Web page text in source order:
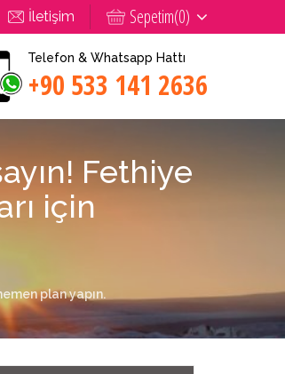
Sepetim(0)
İletişim
Telefon & Whatsapp Hattı
+90 533 141 2636
Fethiye
için
plan yapın.